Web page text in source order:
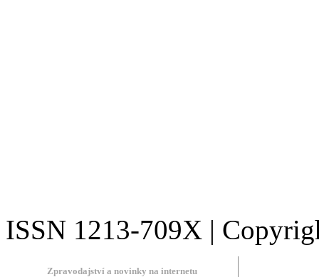
ISSN 1213-709X |
Zpravodajství a novinky na internetu